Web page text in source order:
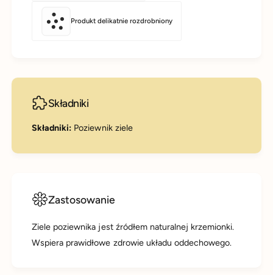
Produkt delikatnie rozdrobniony
Składniki
Składniki: Poziewnik ziele
Zastosowanie
Ziele poziewnika jest źródłem naturalnej krzemionki.
Wspiera prawidłowe zdrowie układu oddechowego.